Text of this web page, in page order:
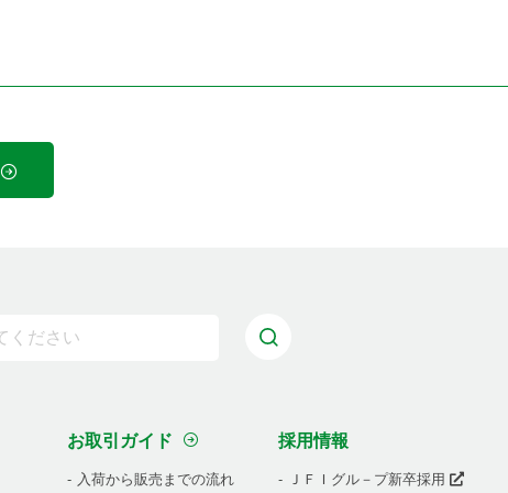
お取引ガイド
入荷から販売までの流れ
採用情報
ＪＦＩグル－プ新卒採用